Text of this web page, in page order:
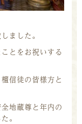
ました。
とをお祝いする
信徒の皆様方と
地蔵尊と年内の
。